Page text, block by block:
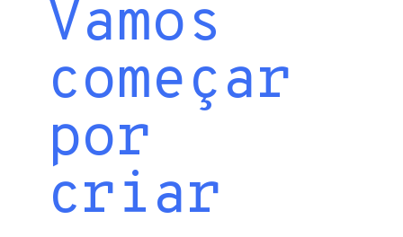
Vamos
começar
por
criar